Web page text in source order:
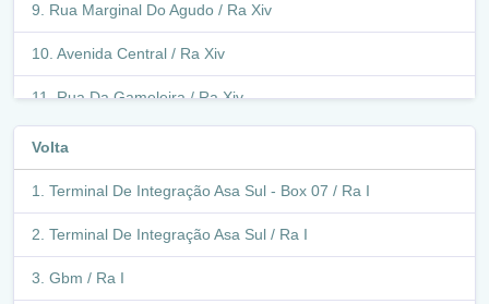
Rua Marginal Do Agudo / Ra Xiv
Avenida Central / Ra Xiv
Rua Da Gameleira / Ra Xiv
Rua Do Comercio / Ra Xiv
Rua Da Gameleira / Ra Xiv
Avenida São Sebastião / Ra Xiv
Avenida Comercial / Ra Xiv
Volta
Terminal De Integração Asa Sul - Box 07 / Ra I
Terminal De Integração Asa Sul / Ra I
Gbm / Ra I